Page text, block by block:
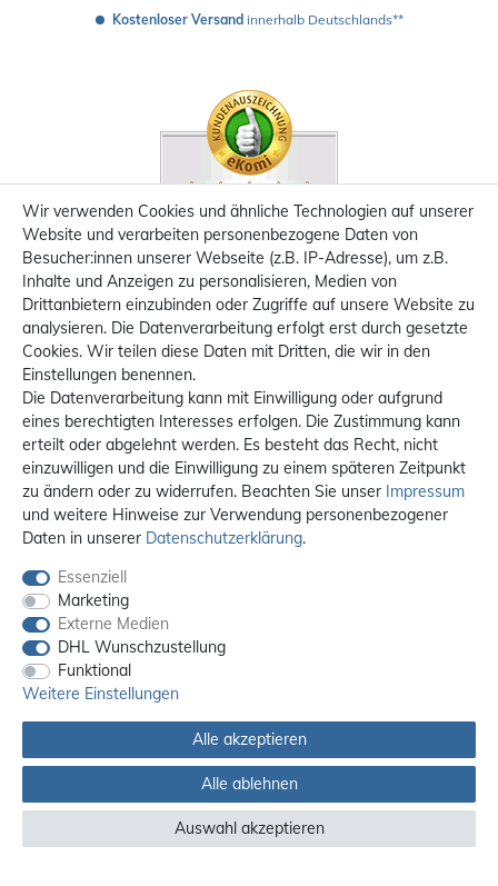
Kostenloser Versand innerhalb Deutschlands**
Versandkosten in andere Länder finden Siehier
© 2012 - 2026 orex.de / powered bycreateyourtemplate
Wir verwenden Cookies und ähnliche Technologien auf unserer
Website und verarbeiten personenbezogene Daten von
Besucher:innen unserer Webseite (z.B. IP-Adresse), um z.B.
Inhalte und Anzeigen zu personalisieren, Medien von
Drittanbietern einzubinden oder Zugriffe auf unsere Website zu
analysieren. Die Datenverarbeitung erfolgt erst durch gesetzte
Cookies. Wir teilen diese Daten mit Dritten, die wir in den
Einstellungen benennen.
Die Datenverarbeitung kann mit Einwilligung oder aufgrund
eines berechtigten Interesses erfolgen. Die Zustimmung kann
erteilt oder abgelehnt werden. Es besteht das Recht, nicht
einzuwilligen und die Einwilligung zu einem späteren Zeitpunkt
zu ändern oder zu widerrufen. Beachten Sie unser Impressum
und weitere Hinweise zur Verwendung personenbezogener
Daten in unserer Daten­schutz­erklärung.
Essenziell
Marketing
Externe Medien
DHL Wunschzustellung
Funktional
Weitere Einstellungen
Alle akzeptieren
Alle ablehnen
Auswahl akzeptieren